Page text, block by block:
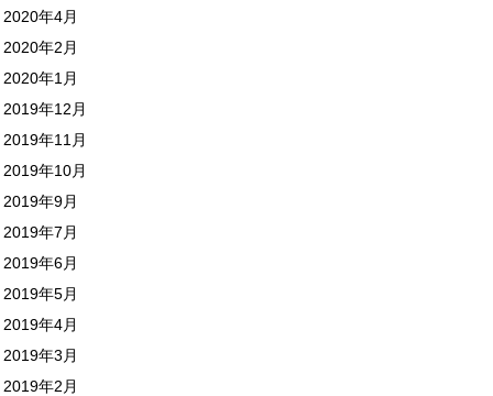
2020年4月
2020年2月
2020年1月
2019年12月
2019年11月
2019年10月
2019年9月
2019年7月
2019年6月
2019年5月
2019年4月
2019年3月
2019年2月